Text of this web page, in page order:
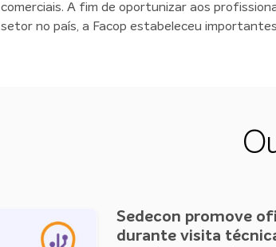
comerciais. A fim de oportunizar aos
setor no país, a Facop estabeleceu
Sedecon promove
durante visita